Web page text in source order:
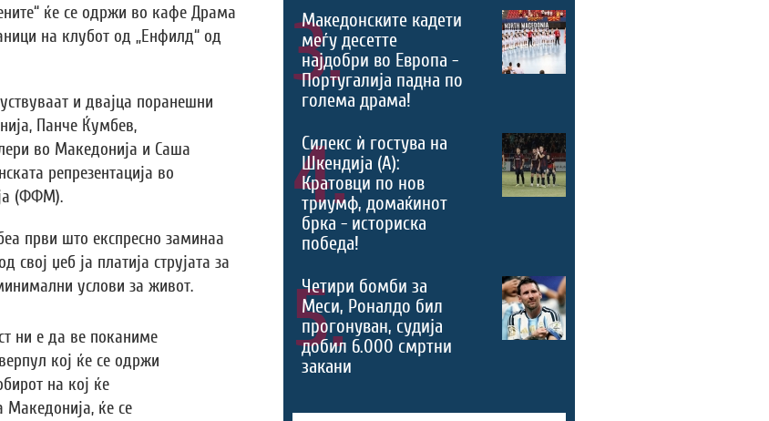
ќе се одржи во кафе Драма
на клубот од „Енфилд“ од
и двајца поранешни
Панче Ќумбев,
во Македонија и Саша
репрезентација во
(ФФМ).
први што експресно заминаа
џеб ја платија струјата за
услови за живот.
ни е да ве поканиме
кој ќе се одржи
на кој ќе
Македонија, ќе се
3.
Македонските кадети
меѓу десетте
најдобри во Европа -
Португалија падна по
голема драма!
4.
Силекс ѝ гостува на
Шкендија (А):
Кратовци по нов
триумф, домаќинот
брка - историска
победа!
5.
Четири бомби за
Меси, Роналдо бил
прогонуван, судија
добил 6.000 смртни
закани